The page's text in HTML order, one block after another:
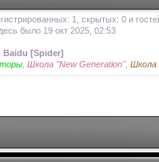
1, скрытых: 0 и
было 19 окт 2025, 02:53
Baidu [Spider]
,Школа "New Generation",Школа